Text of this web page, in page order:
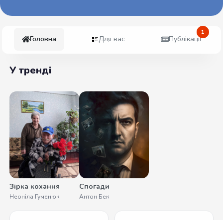
Головна Для вас Публікації
1
У тренді
Зірка кохання
Неоніла Гуменюк
Спогади
Антон Бек